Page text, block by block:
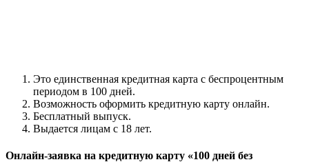
Это единственная кредитная карта с беспроцентным
периодом в 100 дней.
Возможность оформить кредитную карту онлайн.
Бесплатный выпуск.
Выдается лицам с 18 лет.
Онлайн-заявка на кредитную карту «100 дней без